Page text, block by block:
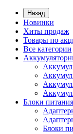
Назад
Новинки
Хиты продаж
Товары по
Все категории
Блоки питания
Блоки